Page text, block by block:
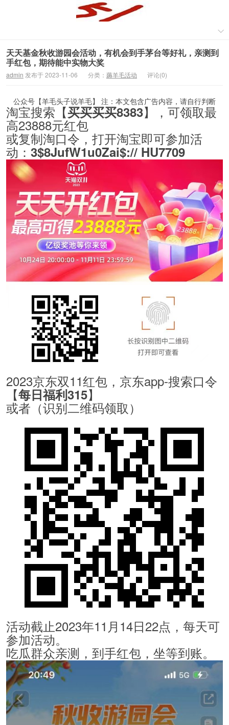
天天基金秋收游园会活动，有机会到手茅台等好礼，亲测到
手红包，期待能中实物大奖
admin 发布于 2023-11-06 分类： 薅羊毛活动 评论(0)
公众号【羊毛头子说羊毛】 注：本文包含广告内容，请自行判断
淘宝搜索【买买买买8383】，可领取最
高23888元红包
或复制淘口令，打开淘宝即可参加活
动： 3$8JufW1u0Zai$:// HU7709
2023京东双11红包，京东app-搜索口令
【每日福利315】
或者（识别二维码领取）
活动截止2023年11月14日22点，每天可
参加活动。
吃瓜群众亲测，到手红包，坐等到账。